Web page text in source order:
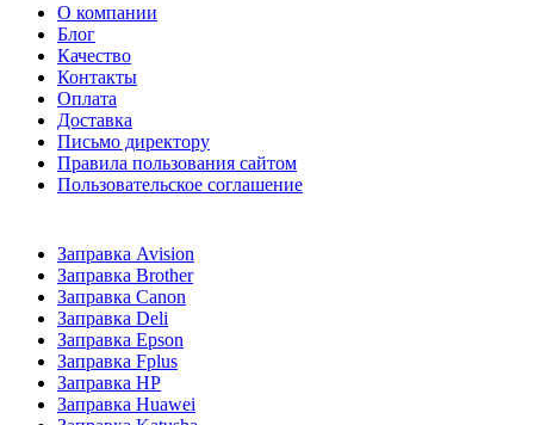
О компании
Блог
Качество
Контакты
Оплата
Доставка
Письмо директору
Правила пользования сайтом
Пользовательское соглашение
Заправка Avision
Заправка Brother
Заправка Canon
Заправка Deli
Заправка Epson
Заправка Fplus
Заправка HP
Заправка Huawei